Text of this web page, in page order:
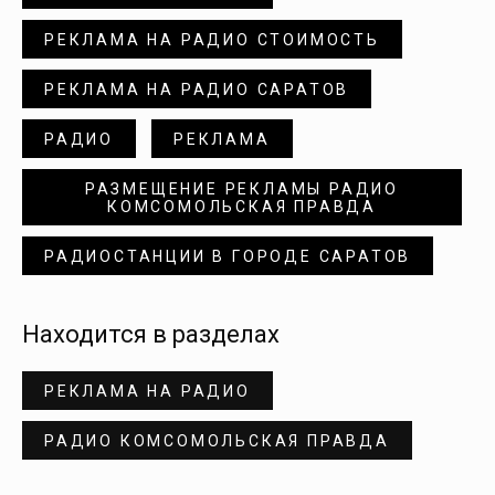
Донгуз
Дубки
Духовницкое
Дьяковка
Екатериновка
Елизаветино
Елшанка
РЕКЛАМА НА РАДИО СТОИМОСТЬ
РЕКЛАМА НА РАДИО САРАТОВ
РАДИО РЕКЛАМА
РАЗМЕЩЕНИЕ РЕКЛАМЫ РАДИО
КОМСОМОЛЬСКАЯ ПРАВДА
РАДИОСТАНЦИИ В ГОРОДЕ САРАТОВ
Находится в разделах
РЕКЛАМА НА РАДИО
РАДИО КОМСОМОЛЬСКАЯ ПРАВДА